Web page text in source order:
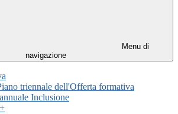
Menu di
navigazione
triennale dell'Offerta formativa
Inclusione